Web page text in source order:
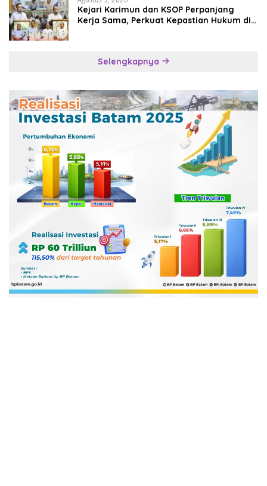
Kejari Karimun dan KSOP Perpanjang
Kerja Sama, Perkuat Kepastian Hukum di
Selengkapnya